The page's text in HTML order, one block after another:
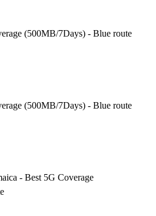
(500MB/7Days) - Blue route
(500MB/7Days) - Blue route
- Best 5G Coverage